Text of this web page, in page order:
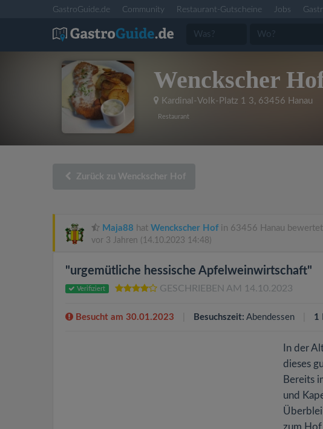
GastroGuide.de Community Restaurant-Gutscheine Jobs
Wenckscher
Kardinal-Volk-Platz 1 3, 63456 Hanau
Restaurant
Zurück zu Wenckscher Hof
Maja88 hat Wenckscher Hof in 63456 Hanau
vor 3 Jahren (14.10.2023 14:48)
"urgemütliche hessische Apfelweinwirtschaft"
Verifiziert GESCHRIEBEN AM 14.10.2023
Besucht am 30.01.2023 Besuchszeit: Abendessen 1
In der
dieses
Bereits
und
zum Hof